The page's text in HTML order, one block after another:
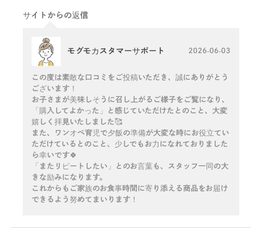
サイトからの返信
モグモカスタマーサポート 2026-06-03
この度は素敵な口コミをご投稿いただき、誠にありがとう
ございます！
お子さまが美味しそうに召し上がるご様子をご覧になり、
「購入してよかった」と感じていただけたとのこと、大変
嬉しく拝見いたしました🥰
また、ワンオペ育児で夕飯の準備が大変な時にお役立てい
ただけているとのこと、少しでもお力になれておりました
ら幸いです🍀
「またリピートしたい」とのお言葉も、スタッフ一同の大
きな励みになります。
これからもご家族のお食事時間に寄り添える商品をお届け
できるよう努めてまいります！